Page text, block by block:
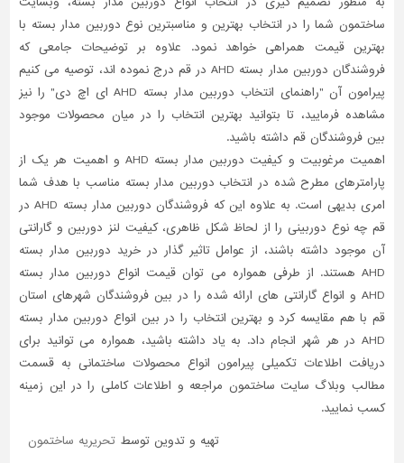
ساختمون شما را در انتخاب بهترین و مناسبترین نوع دوربین مدار بسته با
بهترین قیمت همراهی خواهد نمود. علاوه بر توضیحات جامعی که
فروشندگان دوربین مدار بسته AHD در قم درج نموده اند، توصیه می کنیم
پیرامون آن "راهنمای انتخاب دوربین مدار بسته AHD ای اچ دی" را نیز
مشاهده فرمایید، تا بتوانید بهترین انتخاب را در میان محصولات موجود
بین فروشندگان قم داشته باشید.
اهمیت مرغوبیت و کیفیت دوربین مدار بسته AHD و اهمیت هر یک از
پارامترهای مطرح شده در انتخاب دوربین مدار بسته مناسب با هدف شما
امری بدیهی است. به علاوه این که فروشندگان دوربین مدار بسته AHD در
قم چه نوع دوربینی را از لحاظ شکل ظاهری، کیفیت لنز دوربین و گارانتی
آن موجود داشته باشند، از عوامل تاثیر گذار در خرید دوربین مدار بسته
AHD هستند. از طرفی همواره می توان قیمت انواع دوربین مدار بسته
AHD و انواع گارانتی های ارائه شده را در بین فروشندگان شهرهای استان
قم با هم مقایسه کرد و بهترین انتخاب را در بین انواع دوربین مدار بسته
AHD در هر شهر انجام داد. به یاد داشته باشید، همواره می توانید برای
دریافت اطلاعات تکمیلی پیرامون انواع محصولات ساختمانی به قسمت
مطالب وبلاگ سایت ساختمون مراجعه و اطلاعات کاملی را در این زمینه
کسب نمایید.
تهیه و تدوین توسط تحریریه ساختمون